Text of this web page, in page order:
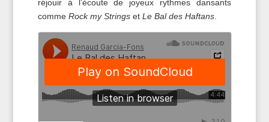
réjouir à l’écoute de joyeux rythmes dansants
comme Rock my Stringset Le Bal des Haftans.